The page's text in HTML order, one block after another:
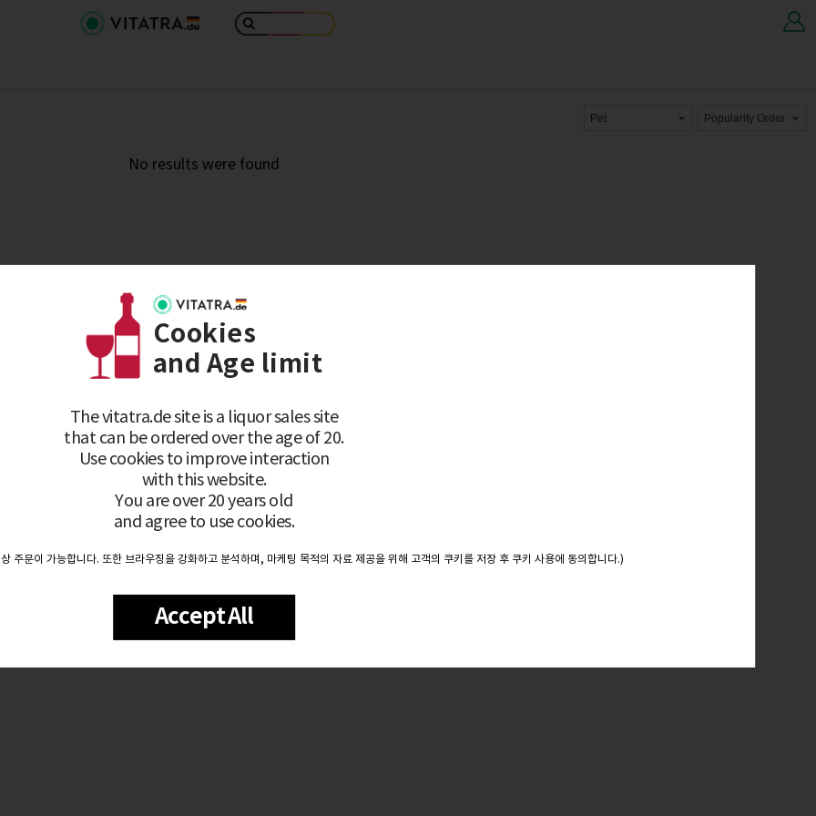
Cookies
and Age limit
The vitatra.de site is a liquor sales site
that can be ordered over the age of 20.
Use cookies to improve interaction
with this website.
You are over 20 years old
and agree to use cookies.
주문이 가능합니다. 또한 브라우징을 강화하고 분석하며, 마케팅 목적의 자료 제공을 위해 고객의 쿠키를 저장 후 쿠키 사용에 동의합니다.)
Accept All
No results were found